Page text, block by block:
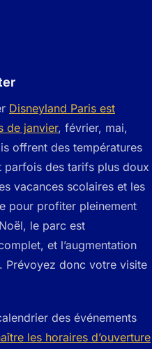
Disneyland Paris est
de janvier, février, mai,
offrent des températures
parfois des tarifs plus doux
vacances scolaires et les
pour profiter pleinement
le parc est
et l’augmentation
Prévoyez donc votre visite
des événements
les horaires d’ouverture